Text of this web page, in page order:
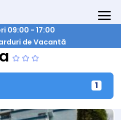
09:00 - 17:00
de Vacantă
1